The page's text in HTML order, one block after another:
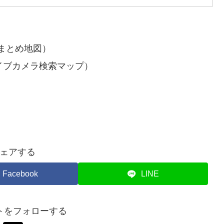
め地図）
カメラ検索マップ）
アする
Facebook LINE
をフォローする